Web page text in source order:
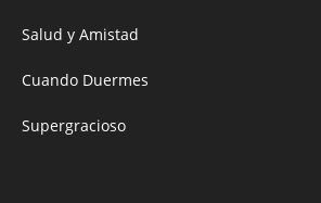
Salud y Amistad
Cuando Duermes
Supergracioso